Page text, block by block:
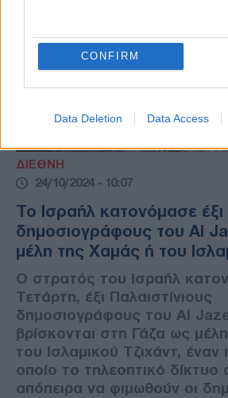
CONFIRM
Data Deletion Data Access
ΔΙΕΘΝΗ
24/10/2024 - 10:07
Το Ισραήλ κατονόμασε έξι
δημοσιογράφους του Al
μέλη της Χαμάς ή του
Ο στρατός του Ισραήλ
Τετάρτη, έξι Παλαιστίνιους
δημοσιογράφους του Al
βρίσκονται στη Γάζα ως
του Ισλαμικού Τζιχάντ, έναν
οποίο το τηλεοπτικό δίκτυο
απόπειρα να φιμωθούν οι